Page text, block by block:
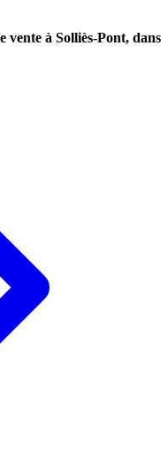
à Solliès-Pont, dans